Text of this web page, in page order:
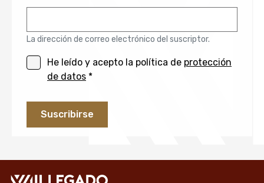
La dirección de correo electrónico del suscriptor.
He leído y acepto la política de protección
de datos *